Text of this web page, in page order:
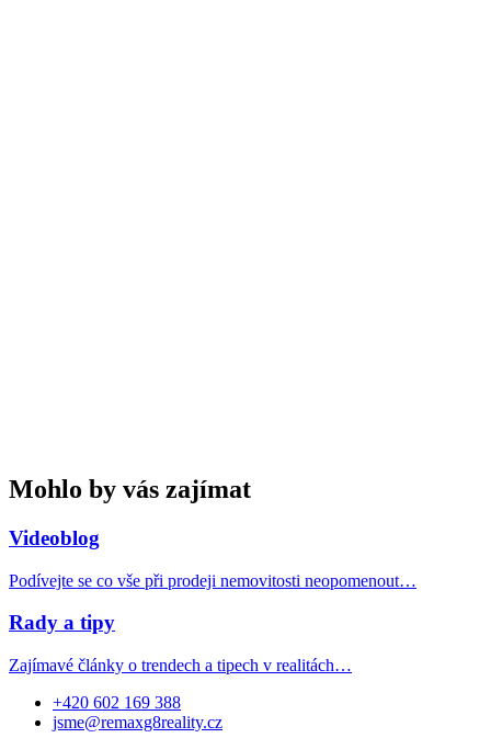
Mohlo by vás zajímat
Videoblog
Podívejte se co vše při prodeji nemovitosti neopomenout…
Rady a tipy
Zajímavé články o trendech a tipech v realitách…
+420 602 169 388
jsme@remaxg8reality.cz